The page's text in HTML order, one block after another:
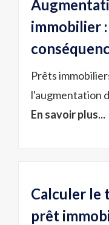
immobilier
Prêts
l'augmentation
En savoir plus...
Calculer le
prêt